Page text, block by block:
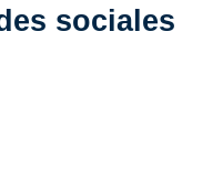
sociales